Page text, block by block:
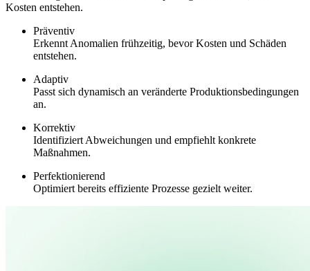
Kosten entstehen.
Präventiv
Erkennt Anomalien frühzeitig, bevor Kosten und Schäden
entstehen.
Adaptiv
Passt sich dynamisch an veränderte Produktionsbedingungen
an.
Korrektiv
Identifiziert Abweichungen und empfiehlt konkrete
Maßnahmen.
Perfektionierend
Optimiert bereits effiziente Prozesse gezielt weiter.